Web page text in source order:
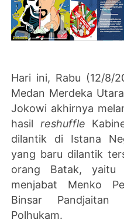
Hari ini, Rabu (12/8/
Medan Merdeka
Jokowi akhirnya
hasil reshuffle
dilantik di Istana
yang baru dilantik
orang Batak, yaitu
menjabat Menko
Binsar
Polhukam.